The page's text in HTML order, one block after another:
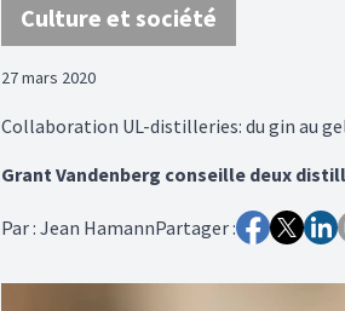
Culture et société
27 mars 2020
Collaboration UL-distilleries: du gin au
Grant Vandenberg conseille deux
Par: Jean HamannPartager :